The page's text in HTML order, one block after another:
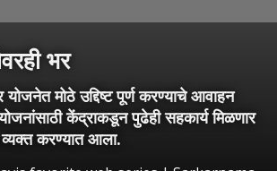
भर
योजनेत मोठे उद्दिष्ट पूर्ण करण्याचे आवाहन
केंद्राकडून पुढेही सहकार्य मिळणार
व्यक्त करण्यात आला.